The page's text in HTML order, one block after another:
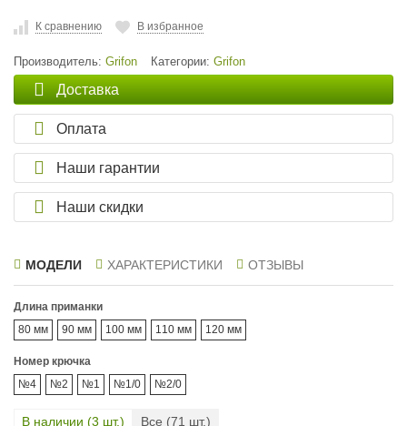
К сравнению В избранное
Производитель: Grifon Категории: Grifon
Доставка
Оплата
Наши гарантии
Наши скидки
МОДЕЛИ ХАРАКТЕРИСТИКИ ОТЗЫВЫ
Длина приманки
80 мм
90 мм 100 мм 110 мм 120 мм
Номер крючка
№4
№2 №1 №1/0 №2/0
В наличии (3 шт.) Все (71 шт.)